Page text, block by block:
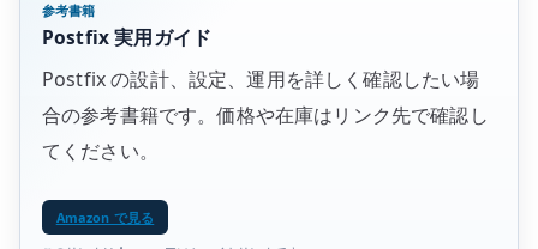
参考書籍
Postfix 実用ガイド
Postfix の設計、設定、運用を詳しく確認したい場
合の参考書籍です。価格や在庫はリンク先で確認し
てください。
Amazon で見る